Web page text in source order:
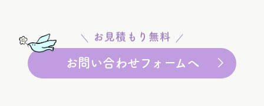
お見積もり無料
お問い合わせフォームへ